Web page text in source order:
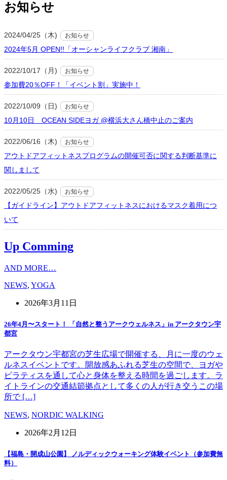
お知らせ
2024/04/25（木) お知らせ
2024年5月 OPEN!!「オーシャンライフクラブ 湘南」
2022/10/17（月) お知らせ
参加費20％OFF！「イベント割」実施中！
2022/10/09（日) お知らせ
10月10日 OCEAN SIDEヨガ @横浜大さん橋中止のご案内
2022/06/16（木) お知らせ
アウトドアフィットネスプログラムの開催可否に関する判断基準に
関しまして
2022/05/25（水) お知らせ
【ガイドライン】アウトドアフィットネスにおけるマスク着用につ
いて
Up Comming
AND MORE…
NEWS, YOGA
2026年3月11日
26年4月〜スタート！ 「自然と整うアークウェルネス」in アークタウン宇
都宮
アークタウン宇都宮の芝生広場で開催する、月に一度のウェ
ルネスイベントです。開放感あふれる芝生の空間で、ヨガや
ピラティスを通して心と身体を整える時間を過ごします。ラ
イトラインの交通結節拠点として多くの人が行き交うこの場
所で […]
NEWS, NORDIC WALKING
2026年2月12日
【福島・開成山公園】 ノルディックウォーキング体験イベント（参加費無
料）